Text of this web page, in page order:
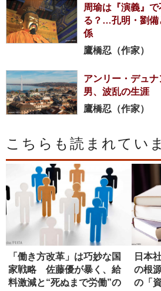
周瑜は『演義』
る？…孔明・劉備
係
鷹橋忍（作家）
アンリー・デュ
男、波乱の生涯
鷹橋忍（作家）
こちらも読まれてい
「働き方改革」は巧妙な国
家戦略 佐藤優が暴く、給
料激減と“死ぬまで労働”の
日本
の根
の「